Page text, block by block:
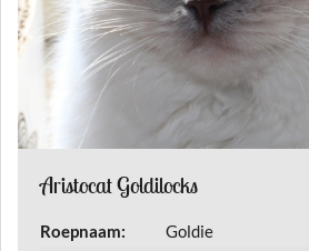
Aristocat Goldilocks
Roepnaam:
Goldie